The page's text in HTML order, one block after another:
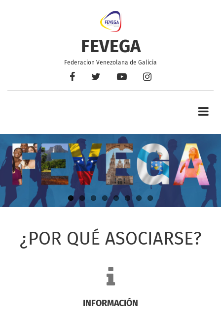
FEVEGA
Federacion Venezolana de Galicia
FacebookTwitterYouTubeInstagram
¿POR QUÉ ASOCIARSE?
fa-
info
INFORMACIÓN